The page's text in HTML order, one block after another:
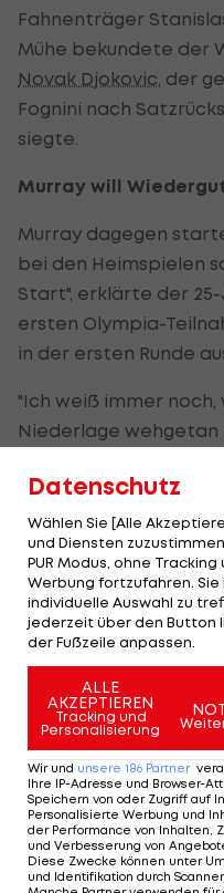
Fahnenträger
Mühe bekundete der
Novak Djokovic , der
Fognini nach
siegte.
Murray will
Murray dagegen
bei den Heimspielen
Start", erklärte der
ersten Olympia-
in der ersten Runde
"Ich weiß immer noch,
Niederlage
auchRoger Federer
unterstützte seinen
dem er 2008
Box.
Britisches Wetter
wiederkehrenden
werden. Das
auf dem
war es im Tiebreak
stundenlang
auch Murray nicht.
Datenschutz
Wählen Sie [Alle
und Diensten
PUR Modus, ohne
Werbung fortzufahren.
individuelle Auswahl zu
jederzeit über den Button
der Fußzeile anpassen.
ALLE
AKZEPTIEREN
Tracking und
Personalisierung
Wir und unsere 186 Partner
Ihre IP-Adresse und Browser-
Speichern von oder Zugriff auf
Personalisierte Werbung und
der Performance von Inhalten,
und Verbesserung von
Diese Zwecke können unter
und Identifikation durch